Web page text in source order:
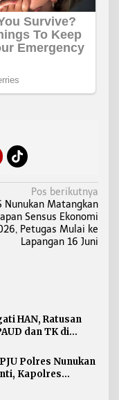
Pos berikutnya
Nunukan Matangkan
Sensus Ekonomi
Petugas Mulai ke
Lapangan 16 Juni
HAN, Ratusan
dan TK di
Menggambar dan
Polres Nunukan
Kapolres